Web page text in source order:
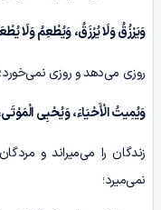
وَیَرْزُقُ وَلَا یُرْزَقُ، وَیُطْعِمُ وَلَا
روزی می‌دهد و روزی
وَیُمِیتُ الْأَحْیَاءَ، وَیُحْیِی
زندگان را می‌میراند و
نمی‌میرد؛